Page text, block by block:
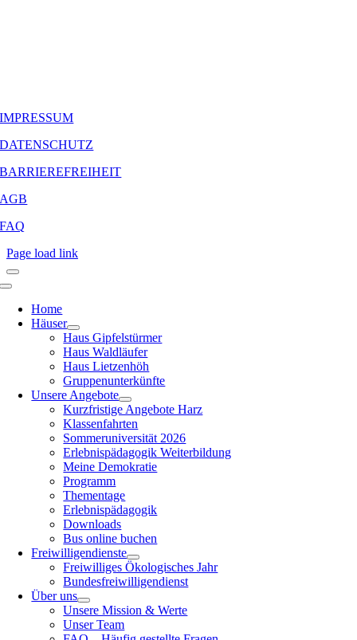
IMPRESSUM
DATENSCHUTZ
BARRIEREFREIHEIT
AGB
FAQ
Page load link
Home
Häuser
Haus Gipfelstürmer
Haus Waldläufer
Haus Lietzenhöh
Gruppenunterkünfte
Unsere Angebote
Kurzfristige Angebote Harz
Klassenfahrten
Sommeruniversität 2026
Erlebnispädagogik Weiterbildung
Meine Demokratie
Programm
Thementage
Erlebnispädagogik
Downloads
Bus online buchen
Freiwilligendienste
Freiwilliges Ökologisches Jahr
Bundesfreiwilligendienst
Über uns
Unsere Mission & Werte
Unser Team